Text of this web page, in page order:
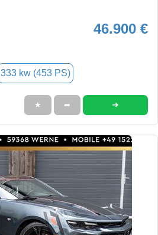
46.900 €
333 kw (453 PS)
★ ➦ ➜